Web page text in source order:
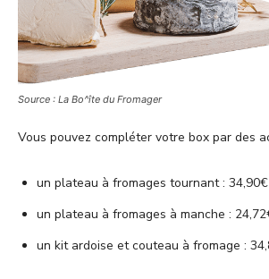
Source : La Bo^îte du Fromager
Vous pouvez compléter votre box par des
un plateau à fromages tournant : 34,90€
un plateau à fromages à manche :
un kit ardoise et couteau à fromage :